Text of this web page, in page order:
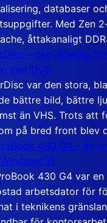
databaser
Med Zen
åttakanaligt
– den jättelika
mot DVD
var den stora,
bättre bild, bättre
än VHS. Trots att
på bred front blev
430 G4 – en
11
430 G4 var
arbetsdator för
i teknikens